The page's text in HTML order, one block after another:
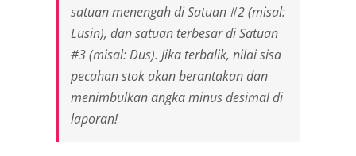
satuan menengah di Satuan #2 (misal:
Lusin), dan satuan terbesar di Satuan
#3 (misal: Dus). Jika terbalik, nilai sisa
pecahan stok akan berantakan dan
menimbulkan angka minus desimal di
laporan!